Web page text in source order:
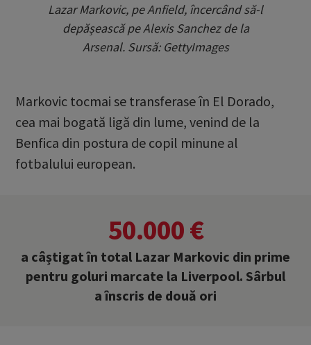
Lazar Markovic, pe Anfield, încercând să-l
depășească pe Alexis Sanchez de la
Arsenal. Sursă: GettyImages
Markovic tocmai se transferase în El Dorado,
cea mai bogată ligă din lume, venind de la
Benfica din postura de copil minune al
fotbalului european.
50.000 €
a câștigat în total Lazar Markovic din prime
pentru goluri marcate la Liverpool. Sârbul
a înscris de două ori